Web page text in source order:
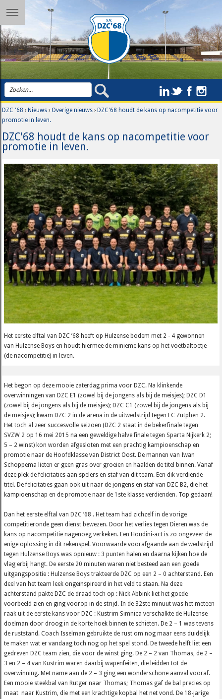
DZC '68 ›Nieuws ›Overige nieuws ›DZC'68 houdt de kans op nacompetitie voor
promotie in leven.
DZC'68 houdt de kans op nacompetitie voor
promotie in leven.
Het eerste elftal van DZC ’68 heeft op Hulzense bodem met 2 - 4 gewonnen
van Hulzense Boys en houdt hiermee de minieme kans op het voetbaltoetje
(de nacompetitie) in leven.
Het begon op deze mooie zaterdag prima voor DZC. Na klinkende
overwinningen van DZC E1 (zowel bij de jongens als bij de meisjes); DZC D1
(zowel bij de jongens als bij de meisjes); DZC C1 (zowel bij de jongens als bij
de meisjes); kwam DZC 2 in de arena in de uitwedstrijd tegen FC Zutphen 2.
Het toch al zeer succesvolle seizoen (DZC 2 staat in de bekerfinale tegen
SVZW 2 op 16 mei 2015 na een geweldige halve finale tegen Sparta Nijkerk 2;
5 – 2 winst) kon worden afgesloten met een prachtig kampioenschap en
promotie naar de Hoofdklasse van District Oost. De mannen van Iwan
Schoppema lieten er geen gras over groeien en haalden de titel binnen. Vanaf
deze plek de felicitaties aan spelers en staf van dit team. Een dik verdiende
titel. De felicitaties gaan ook uit naar de jongens en staf van DZC B2, die het
kampioenschap en de promotie naar de 1ste klasse verdienden. Top gedaan!
Dan het eerste elftal van DZC ’68 . Het team had zichzelf in de vorige
competitieronde geen dienst bewezen. Door het verlies tegen Dieren was de
kans op nacompetitie nagenoeg verkeken. Een Houdini-act is zo ongeveer de
enige oplossing in dit rekenspel. Voorwaarde voorafgaande aan de wedstrijd
tegen Hulzense Boys was opnieuw : 3 punten halen en daarna kijken hoe de
vlag erbij hangt. De eerste 20 minuten waren niet besteed aan een goede
uitgangspositie : Hulzense Boys trakteerde DZC op een 2 – 0 achterstand. Een
deel van het team leek ongeïnspireerd in het veld te staan. Na deze
achterstand pakte DZC de draad toch op : Nick Abbink liet het goede
voorbeeld zien en ging voorop in de strijd. In de 32ste minuut was het meteen
raak uit de eerste kans voor DZC : Kustrim Simnica verschalkte de Hulzense
doelman door droog in de korte hoek binnen te schieten. De 2 – 1 was tevens
de ruststand. Coach Isselman gebruikte de rust om nog maar eens duidelijk
te maken wat er vandaag toch nog op het spel stond. De tweede helft liet een
gedreven DZC team zien, die voor de winst ging. De 2 – 2 van Thomas, de 2 –
3 en 2 – 4 van Kustrim waren daarbij wapenfeiten, die leidden tot de
overwinning. Met name aan de 2 – 3 ging een wonderschone aanval vooraf.
Een mooie steekbal van Rutger naar Thomas; Thomas gaf de bal precies op
maat naar Kustrim, die met een krachtige kopbal het net vond. De 18-jarige